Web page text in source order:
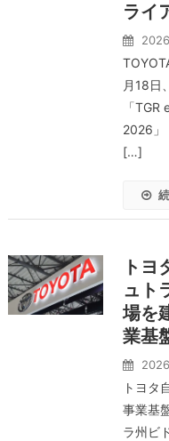
ライ
月18日
「
2026」
[…]
トヨ
ュト
場を
業基
トヨタ
事業基
ラ州ビ